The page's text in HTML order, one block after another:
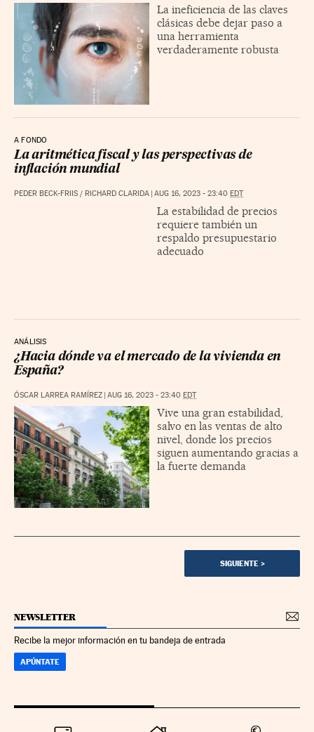
La ineficiencia de las claves
clásicas debe dejar paso a
una herramienta
verdaderamente robusta
A FONDO
La aritmética fiscal y las perspectivas de
inflación mundial
PEDER BECK-FRIIS / RICHARD CLARIDA | AUG 16, 2023 - 23:40 EDT
La estabilidad de precios
requiere también un
respaldo presupuestario
adecuado
ANÁLISIS
¿Hacia dónde va el mercado de la vivienda en
España?
ÓSCAR LARREA RAMÍREZ | AUG 16, 2023 - 23:40 EDT
Vive una gran estabilidad,
salvo en las ventas de alto
nivel, donde los precios
siguen aumentando gracias a
la fuerte demanda
SIGUIENTE>
NEWSLETTER
Recibe la mejor información en tu bandeja de entrada
APÚNTATE